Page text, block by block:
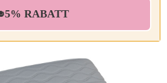
RABATT